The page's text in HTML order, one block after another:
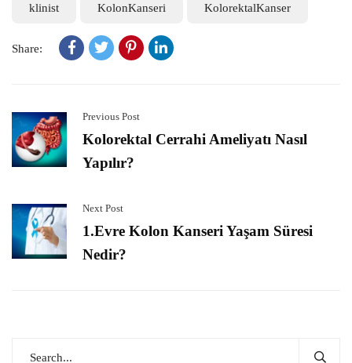
klinist KolonKanseri KolorektalKanser
Share:
Previous Post
Kolorektal Cerrahi Ameliyatı Nasıl
Yapılır?
Next Post
1.Evre Kolon Kanseri Yaşam Süresi
Nedir?